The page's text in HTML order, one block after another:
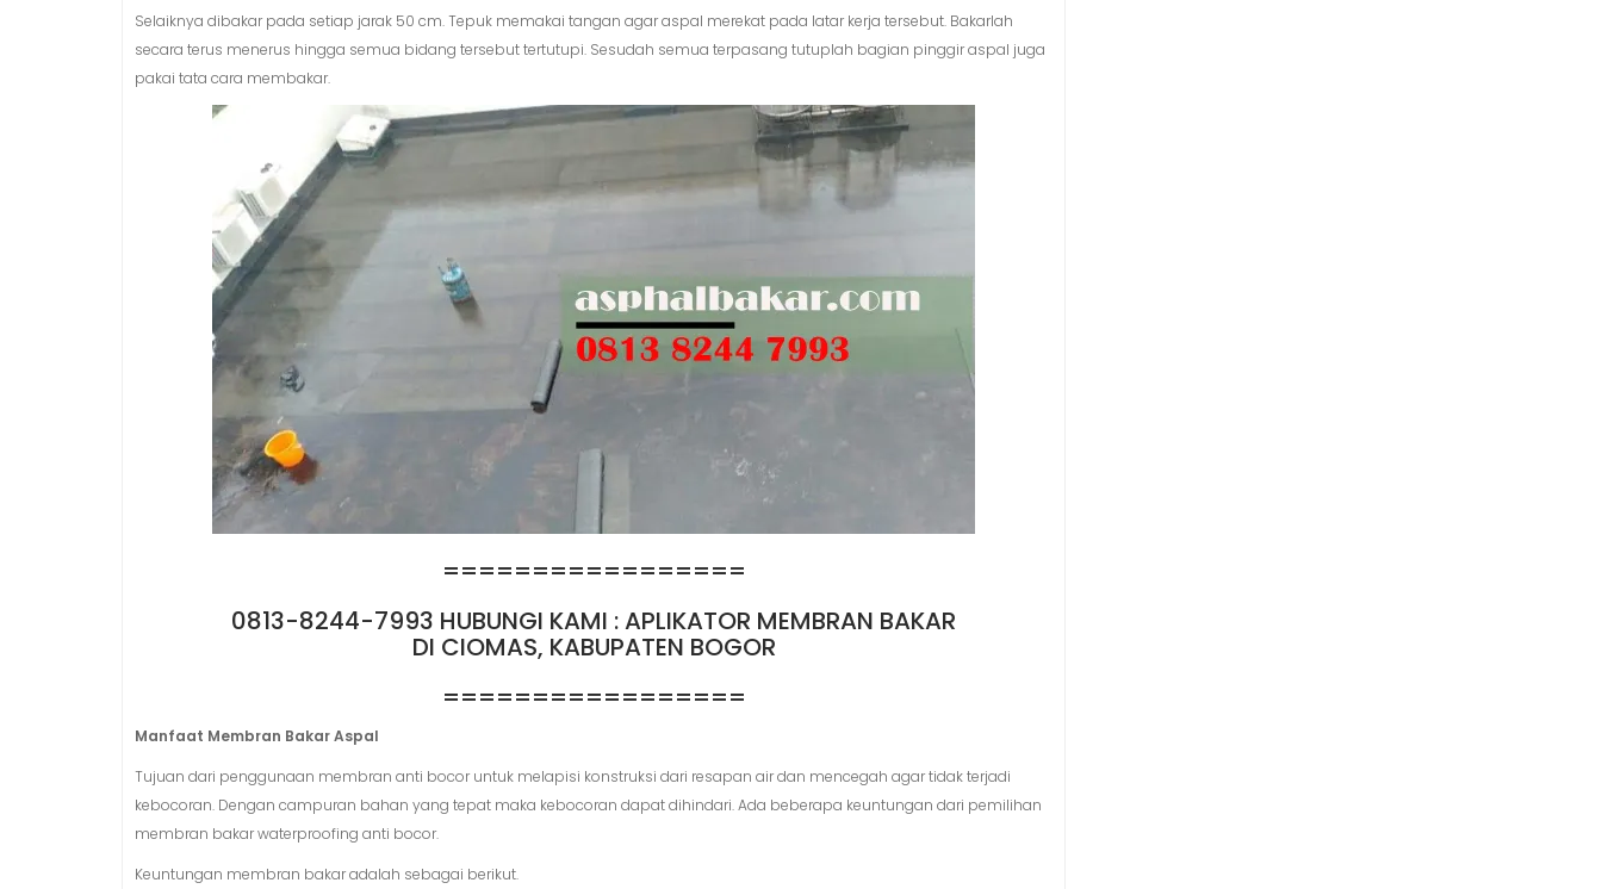
Selaiknya dibakar pada setiap jarak 50 cm. Tepuk memakai tangan agar aspal merekat pada latar kerja tersebut. Bakarlah
secara terus menerus hingga semua bidang tersebut tertutupi. Sesudah semua terpasang tutuplah bagian pinggir aspal juga
pakai tata cara membakar.
=================
0813-8244-7993 HUBUNGI KAMI : APLIKATOR MEMBRAN BAKAR
DI CIOMAS, KABUPATEN BOGOR
=================
Manfaat Membran Bakar Aspal
Tujuan dari penggunaan membran anti bocor untuk melapisi konstruksi dari resapan air dan mencegah agar tidak terjadi
kebocoran. Dengan campuran bahan yang tepat maka kebocoran dapat dihindari. Ada beberapa keuntungan dari pemilihan
membran bakar waterproofing anti bocor.
Keuntungan membran bakar adalah sebagai berikut.